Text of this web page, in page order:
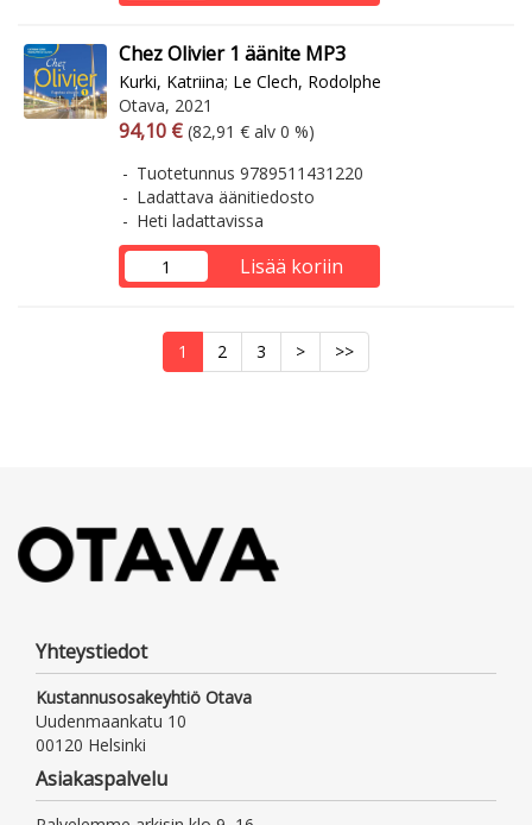
Chez Olivier 1 äänite MP3
Kurki, Katriina; Le Clech, Rodolphe
Otava, 2021
Arvonlisäverollinen hinta
94,10 € Arvonlisäveroton hinta
(82,91 € alv 0 %)
Tuotetunnus 9789511431220
Ladattava äänitiedosto
Heti ladattavissa
Lisää koriin
1 2 3 > >>
Yhteystiedot
Kustannusosakeyhtiö Otava
Uudenmaankatu 10
00120 Helsinki
Asiakaspalvelu